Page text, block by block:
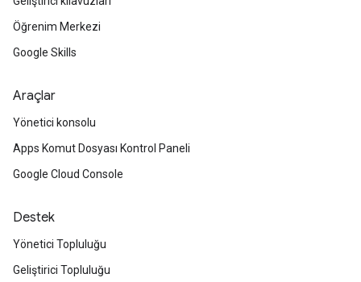
Öğrenim Merkezi
Google Skills
Araçlar
Yönetici konsolu
Apps Komut Dosyası Kontrol Paneli
Google Cloud Console
Destek
Yönetici Topluluğu
Geliştirici Topluluğu